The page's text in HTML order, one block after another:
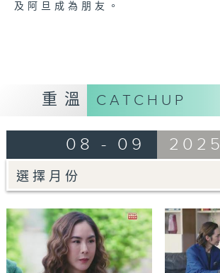
及阿旦成為朋友。
重溫 CATCHUP
08 - 09 2025